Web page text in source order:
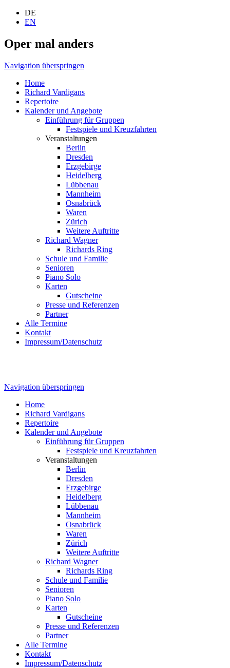
DE
EN
Oper mal anders
Navigation überspringen
Home
Richard Vardigans
Repertoire
Kalender und Angebote
Einführung für Gruppen
Festspiele und Kreuzfahrten
Veranstaltungen
Berlin
Dresden
Erzgebirge
Heidelberg
Lübbenau
Mannheim
Osnabrück
Waren
Zürich
Weitere Auftritte
Richard Wagner
Richards Ring
Schule und Familie
Senioren
Piano Solo
Karten
Gutscheine
Presse und Referenzen
Partner
Alle Termine
Kontakt
Impressum/Datenschutz
Navigation überspringen
Home
Richard Vardigans
Repertoire
Kalender und Angebote
Einführung für Gruppen
Festspiele und Kreuzfahrten
Veranstaltungen
Berlin
Dresden
Erzgebirge
Heidelberg
Lübbenau
Mannheim
Osnabrück
Waren
Zürich
Weitere Auftritte
Richard Wagner
Richards Ring
Schule und Familie
Senioren
Piano Solo
Karten
Gutscheine
Presse und Referenzen
Partner
Alle Termine
Kontakt
Impressum/Datenschutz